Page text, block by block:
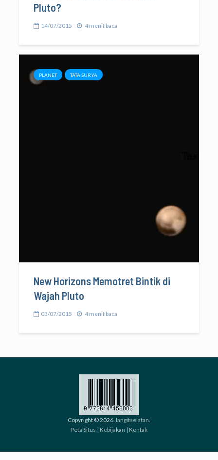
Pluto?
14/07/2015 4 menit baca
PLANET TATA SURYA
New Horizons Memotret Bintik di
Wajah Pluto
03/07/2015 4 menit baca
Copyright © 2026. langitselatan.
Peta Situs | Kebijakan | Kontak